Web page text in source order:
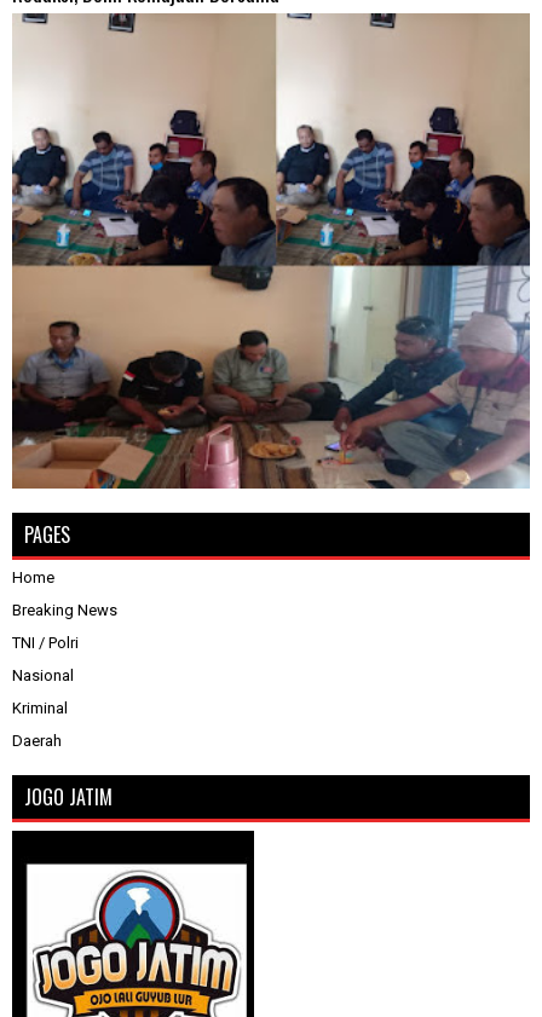
PAGES
Home
Breaking News
TNI / Polri
Nasional
Kriminal
Daerah
JOGO JATIM